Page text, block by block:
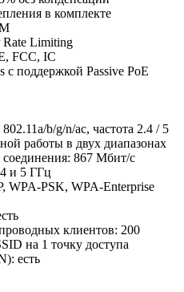
в комплекте
Rate Limiting
FCC, IC
поддержкой Passive PoE
b/g/n/ac, частота 2.4 / 5
работы в двух диапазонах
соединения: 867 Мбит/с
и 5 ГГц
WPA-PSK, WPA-Enterprise
клиентов: 200
на 1 точку доступа
есть